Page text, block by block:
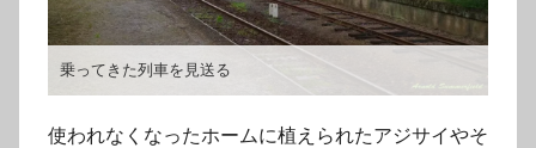
乗ってきた列車を見送る
使われなくなったホームに植えられたアジサイやそ